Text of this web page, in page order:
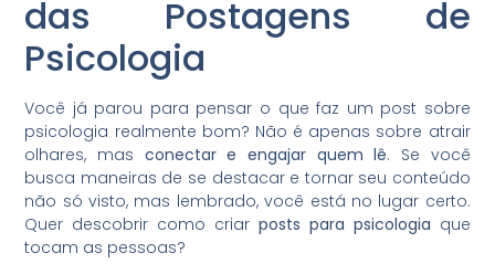
das Postagens de
Psicologia
Você já parou para pensar o que faz um post sobre
psicologia realmente bom? Não é apenas sobre atrair
olhares, mas conectar e engajar quem lê. Se você
busca maneiras de se destacar e tornar seu conteúdo
não só visto, mas lembrado, você está no lugar certo.
Quer descobrir como criar posts para psicologia que
tocam as pessoas?